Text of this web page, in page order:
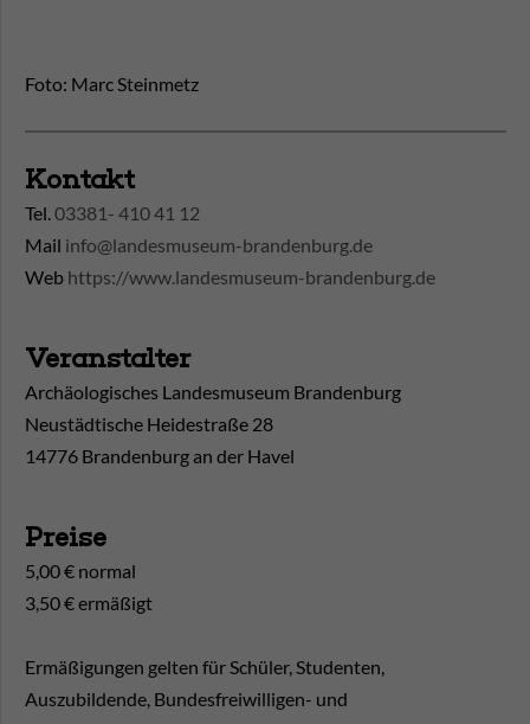
Foto: Marc Steinmetz
Kontakt
Tel. 03381- 410 41 12
Mail info@landesmuseum-brandenburg.de
Web https://www.landesmuseum-brandenburg.de
Veranstalter
Archäologisches Landesmuseum Brandenburg
Neustädtische Heidestraße 28
14776 Brandenburg an der Havel
Preise
5,00 € normal
3,50 € ermäßigt
Ermäßigungen gelten für Schüler, Studenten,
Auszubildende, Bundesfreiwilligen- und